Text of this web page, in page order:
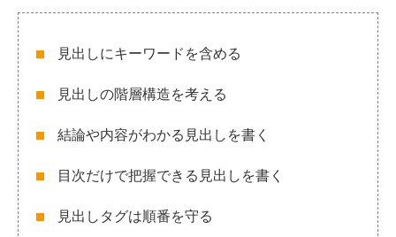
見出しにキーワードを含める
見出しの階層構造を考える
結論や内容がわかる見出しを書く
目次だけで把握できる見出しを書く
見出しタグは順番を守る